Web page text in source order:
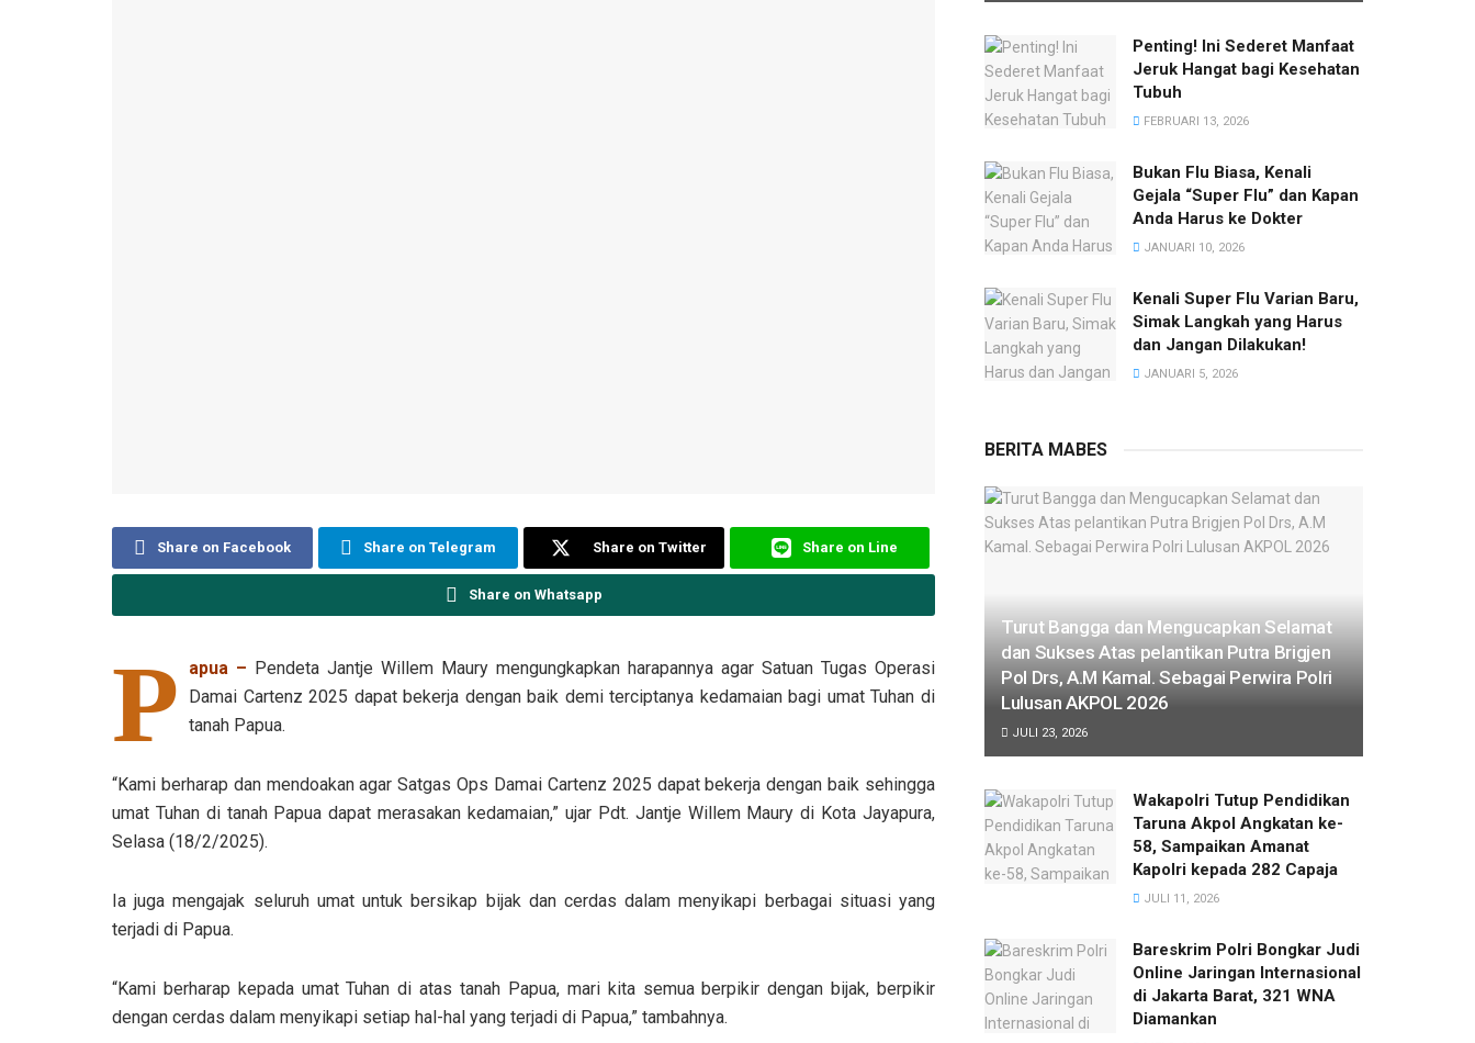
Share on Facebook Share on Telegram Share on Twitter Share on Line
Share on Whatsapp
P apua – Pendeta Jantje Willem Maury mengungkapkan harapannya agar Satuan Tugas Operasi
Damai Cartenz 2025 dapat bekerja dengan baik demi terciptanya kedamaian bagi umat Tuhan di
tanah Papua.
“Kami berharap dan mendoakan agar Satgas Ops Damai Cartenz 2025 dapat bekerja dengan baik sehingga
umat Tuhan di tanah Papua dapat merasakan kedamaian,” ujar Pdt. Jantje Willem Maury di Kota Jayapura,
Selasa (18/2/2025).
Ia juga mengajak seluruh umat untuk bersikap bijak dan cerdas dalam menyikapi berbagai situasi yang
terjadi di Papua.
“Kami berharap kepada umat Tuhan di atas tanah Papua, mari kita semua berpikir dengan bijak, berpikir
dengan cerdas dalam menyikapi setiap hal-hal yang terjadi di Papua,” tambahnya.
Penting! Ini Sederet Manfaat
Jeruk Hangat bagi Kesehatan
Tubuh
FEBRUARI 13, 2026
Bukan Flu Biasa, Kenali
Gejala “Super Flu” dan Kapan
Anda Harus ke Dokter
JANUARI 10, 2026
Kenali Super Flu Varian Baru,
Simak Langkah yang Harus
dan Jangan Dilakukan!
JANUARI 5, 2026
BERITA MABES
Turut Bangga dan Mengucapkan Selamat
dan Sukses Atas pelantikan Putra Brigjen
Pol Drs, A.M Kamal. Sebagai Perwira Polri
Lulusan AKPOL 2026
JULI 23, 2026
Wakapolri Tutup Pendidikan
Taruna Akpol Angkatan ke-
58, Sampaikan Amanat
Kapolri kepada 282 Capaja
JULI 11, 2026
Bareskrim Polri Bongkar Judi
Online Jaringan Internasional
di Jakarta Barat, 321 WNA
Diamankan